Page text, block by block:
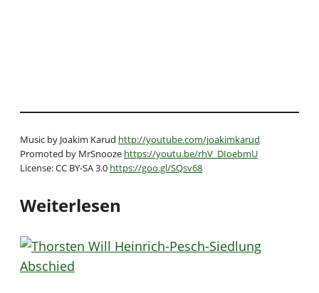
Music by Joakim Karud http://youtube.com/joakimkarud
Promoted by MrSnooze https://youtu.be/rhV_DIoebmU
License: CC BY-SA 3.0 https://goo.gl/SQsv68
Weiterlesen